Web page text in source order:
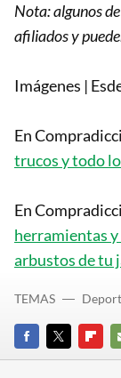
Nota: algunos
afiliados y
Imágenes |
En
trucos y todo
En
herramientas
arbustos de tu
FACEBOOK
TWITTER
TEMAS